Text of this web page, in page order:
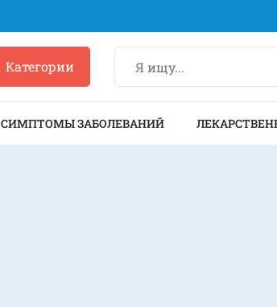
Категории
СИМПТОМЫ ЗАБОЛЕВАНИЙ